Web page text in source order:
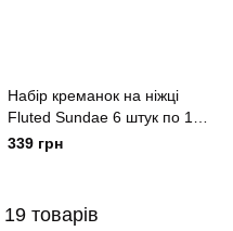
Набір креманок на ніжці
Fluted Sundae 6 штук по 180
мл Yiwu Прозрачный
339 грн
товарів